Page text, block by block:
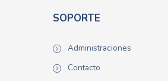
SOPORTE
Administraciones
Contacto